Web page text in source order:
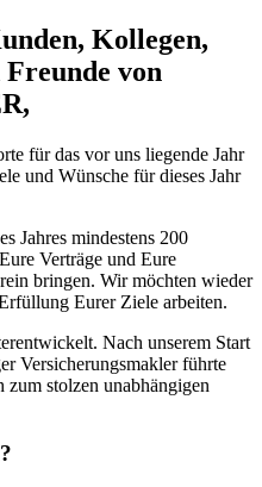
Kollegen,
von
für das vor uns liegende Jahr
und Wünsche für dieses Jahr
Jahres mindestens 200
Verträge und Eure
bringen. Wir möchten wieder
Eurer Ziele arbeiten.
Nach unserem Start
Versicherungsmakler führte
stolzen unabhängigen